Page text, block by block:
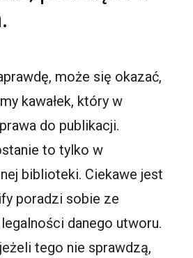
może się okazać,
kawałek, który w
do publikacji.
to tylko w
biblioteki. Ciekawe jest
poradzi sobie ze
danego utworu.
tego nie sprawdzą,